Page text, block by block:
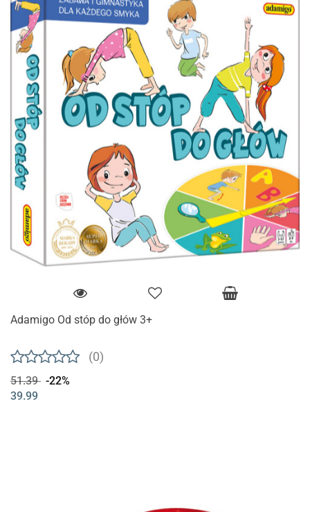
Adamigo Od stóp do głów 3+
(0)
51.39 -22%
39.99